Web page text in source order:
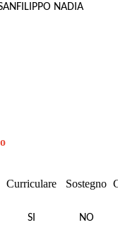
NADIA
Curriculare Sostegno
SI NO